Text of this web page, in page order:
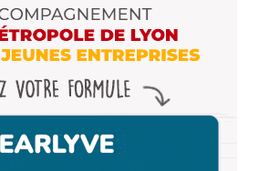
mon e-mail et mon site dans le
Et bim !